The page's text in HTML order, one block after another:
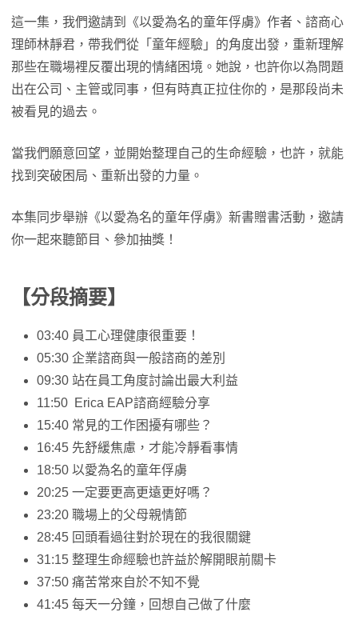
這一集，我們邀請到《以愛為名的童年俘虜》作者、諮商心
理師林靜君，帶我們從「童年經驗」的角度出發，重新理解
那些在職場裡反覆出現的情緒困境。她說，也許你以為問題
出在公司、主管或同事，但有時真正拉住你的，是那段尚未
被看見的過去。
當我們願意回望，並開始整理自己的生命經驗，也許，就能
找到突破困局、重新出發的力量。
本集同步舉辦《以愛為名的童年俘虜》新書贈書活動，邀請
你一起來聽節目、參加抽獎！
【分段摘要】
03:40 員工心理健康很重要！
05:30 企業諮商與一般諮商的差別
09:30 站在員工角度討論出最大利益
11:50 Erica EAP諮商經驗分享
15:40 常見的工作困擾有哪些？
16:45 先舒緩焦慮，才能冷靜看事情
18:50 以愛為名的童年俘虜
20:25 一定要更高更遠更好嗎？
23:20 職場上的父母親情節
28:45 回頭看過往對於現在的我很關鍵
31:15 整理生命經驗也許益於解開眼前關卡
37:50 痛苦常來自於不知不覺
41:45 每天一分鐘，回想自己做了什麼